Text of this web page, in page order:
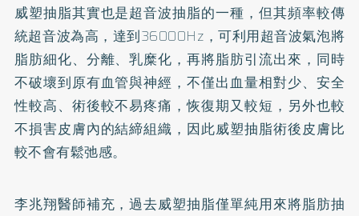
威塑抽脂其實也是超音波抽脂的一種，但其頻率較傳
統超音波為高，達到36000Hz，可利用超音波氣泡將
脂肪細化、分離、乳糜化，再將脂肪引流出來，同時
不破壞到原有血管與神經，不僅出血量相對少、安全
性較高、術後較不易疼痛，恢復期又較短，另外也較
不損害皮膚內的結締組織，因此威塑抽脂術後皮膚比
較不會有鬆弛感。
李兆翔醫師補充，過去威塑抽脂僅單純用來將脂肪抽